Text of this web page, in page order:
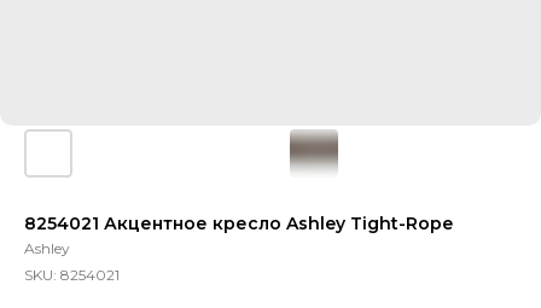
8254021 Акцентное кресло Ashley Tight-Rope
Ashley
SKU: 8254021